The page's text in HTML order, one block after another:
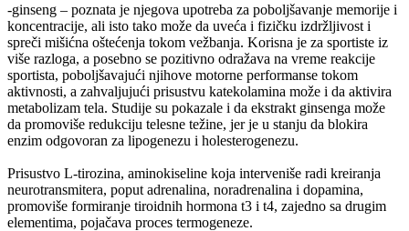
-ginseng – poznata je njegova upotreba za poboljšavanje memorije i
koncentracije, ali isto tako može da uveća i fizičku izdržljivost i
spreči mišićna oštećenja tokom vežbanja. Korisna je za sportiste iz
više razloga, a posebno se pozitivno odražava na vreme reakcije
sportista, poboljšavajući njihove motorne performanse tokom
aktivnosti, a zahvaljujući prisustvu katekolamina može i da aktivira
metabolizam tela. Studije su pokazale i da ekstrakt ginsenga može
da promoviše redukciju telesne težine, jer je u stanju da blokira
enzim odgovoran za lipogenezu i holesterogenezu.
Prisustvo L-tirozina, aminokiseline koja interveniše radi kreiranja
neurotransmitera, poput adrenalina, noradrenalina i dopamina,
promoviše formiranje tiroidnih hormona t3 i t4, zajedno sa drugim
elementima, pojačava proces termogeneze.